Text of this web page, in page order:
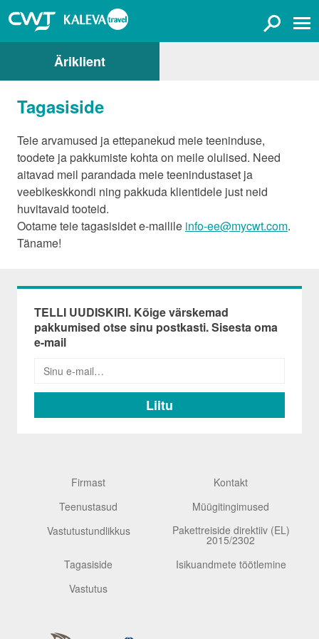
Äriklient
Tagasiside
Teie arvamused ja ettepanekud meie teeninduse,
toodete ja pakkumiste kohta on meile olulised. Need
aitavad meil parandada meie teenindustaset ja
veebikeskkondi ning pakkuda klientidele just neid
huvitavaid tooteid.
Ootame teie tagasisidet e-mailile info-ee@mycwt.com.
Täname!
TELLI UUDISKIRI. Kõige värskemad
pakkumised otse sinu postkasti. Sisesta oma
e-mail
Firmast
Kontakt
Teenustasud
Müügitingimused
Vastutustundlikkus
Pakettreiside direktiiv (EL)
2015/2302
Tagasiside
Isikuandmete töötlemine
Vastutus